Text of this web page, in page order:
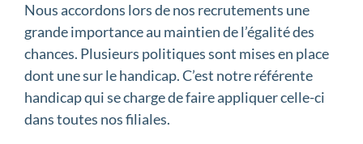
Nous accordons lors de nos recrutements une
grande importance au maintien de l’égalité des
chances. Plusieurs politiques sont mises en place
dont une sur le handicap. C’est notre référente
handicap qui se charge de faire appliquer celle-ci
dans toutes nos filiales.